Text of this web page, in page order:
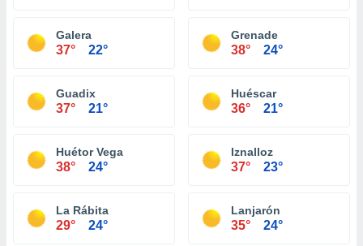
Galera
37° 22°
Grenade
38° 24°
Guadix
37° 21°
Huéscar
36° 21°
Huétor Vega
38° 24°
Iznalloz
37° 23°
La Rábita
29° 24°
Lanjarón
35° 24°